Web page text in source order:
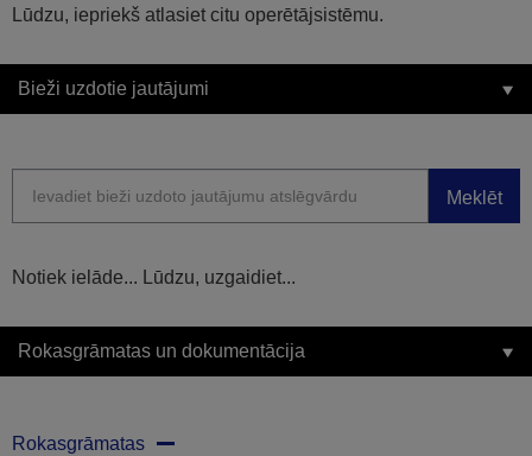
Lūdzu, iepriekš atlasiet citu operētājsistēmu.
Bieži uzdotie jautājumi
Meklēt
Notiek ielāde... Lūdzu, uzgaidiet...
Rokasgrāmatas un dokumentācija
Rokasgrāmatas